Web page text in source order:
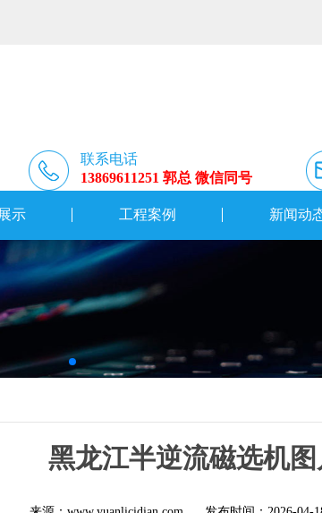
联系电话
13869611251 郭总 微信同号
示 工程案例 新闻动
黑龙江半逆流磁选机图